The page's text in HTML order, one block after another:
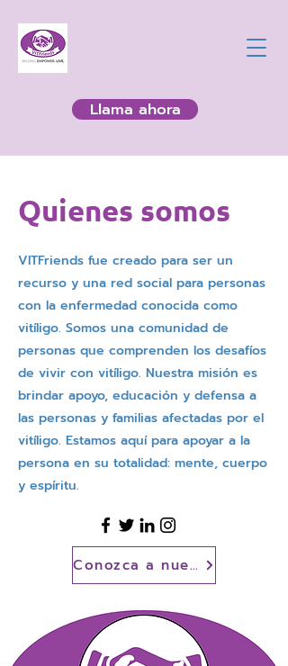
Llama ahora
Quienes somos
VITFriends fue creado para ser un
recurso y una red social para personas
con la enfermedad conocida como
vitíligo. Somos una comunidad de
personas que comprenden los desafíos
de vivir con vitíligo. Nuestra misión es
brindar apoyo, educación y defensa a
las personas y familias afectadas por el
vitíligo. Estamos aquí para apoyar a la
persona en su totalidad: mente, cuerpo
y espíritu.
Conozca a nuestro equipo